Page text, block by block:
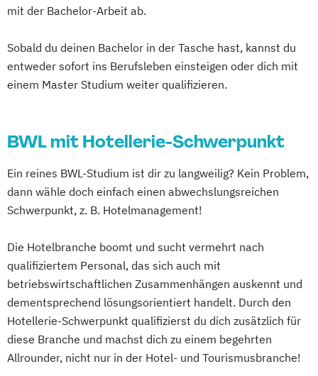
mit der Bachelor-Arbeit ab.
Sobald du deinen Bachelor in der Tasche hast, kannst du
entweder sofort ins Berufsleben einsteigen oder dich mit
einem Master Studium weiter qualifizieren.
BWL mit Hotellerie-Schwerpunkt
Ein reines BWL-Studium ist dir zu langweilig? Kein Problem,
dann wähle doch einfach einen abwechslungsreichen
Schwerpunkt, z. B. Hotelmanagement!
Die Hotelbranche boomt und sucht vermehrt nach
qualifiziertem Personal, das sich auch mit
betriebswirtschaftlichen Zusammenhängen auskennt und
dementsprechend lösungsorientiert handelt. Durch den
Hotellerie-Schwerpunkt qualifizierst du dich zusätzlich für
diese Branche und machst dich zu einem begehrten
Allrounder, nicht nur in der Hotel- und Tourismusbranche!